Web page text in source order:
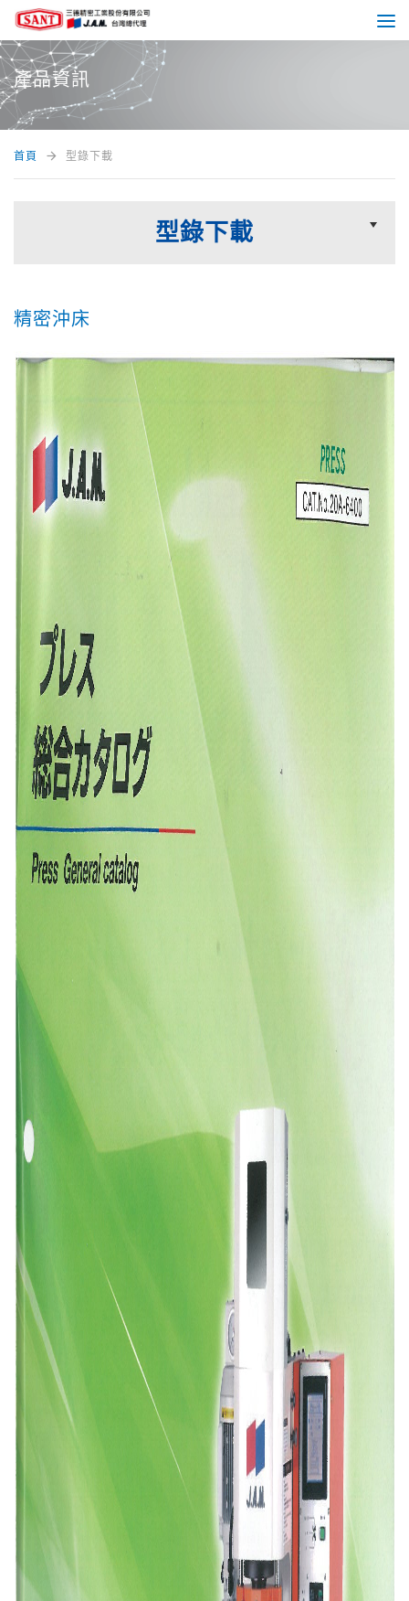
產品資訊
首頁 arrow_forward 型錄下載
型錄下載
精密沖床